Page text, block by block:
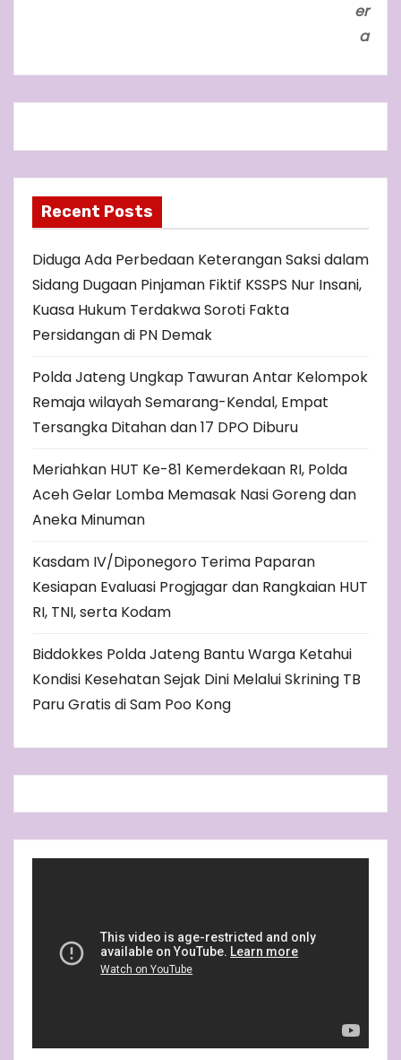
er
a
Recent Posts
Diduga Ada Perbedaan Keterangan Saksi dalam
Sidang Dugaan Pinjaman Fiktif KSSPS Nur Insani,
Kuasa Hukum Terdakwa Soroti Fakta
Persidangan di PN Demak
Polda Jateng Ungkap Tawuran Antar Kelompok
Remaja wilayah Semarang-Kendal, Empat
Tersangka Ditahan dan 17 DPO Diburu
Meriahkan HUT Ke-81 Kemerdekaan RI, Polda
Aceh Gelar Lomba Memasak Nasi Goreng dan
Aneka Minuman
Kasdam IV/Diponegoro Terima Paparan
Kesiapan Evaluasi Progjagar dan Rangkaian HUT
RI, TNI, serta Kodam
Biddokkes Polda Jateng Bantu Warga Ketahui
Kondisi Kesehatan Sejak Dini Melalui Skrining TB
Paru Gratis di Sam Poo Kong